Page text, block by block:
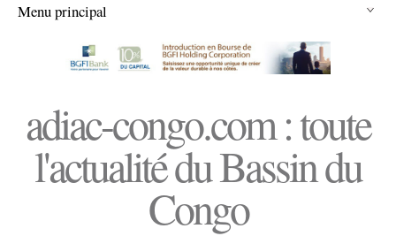
Menu principal
adiac-congo.com : toute
l'actualité du Bassin du
Congo